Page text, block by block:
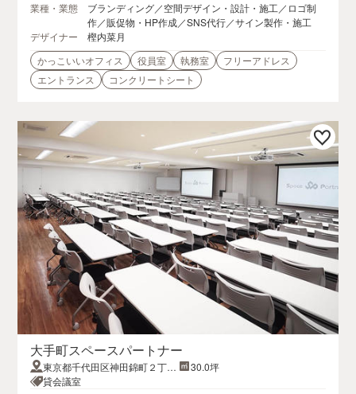
業種・業態
ブランディング／空間デザイン・設計・施工／ロゴ制
作／販促物・HP作成／SNS代行／サイン製作・施工
デザイナー
樫内菜月
かっこいいオフィス
役員室 執務室
フリーアドレス
エントランス
コンクリートシート
大手町スペースパートナー
東京都千代田区神田錦町２丁目
１１－７
30.0坪
貸会議室